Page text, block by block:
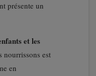
présente un
et les
nourrissons est
en